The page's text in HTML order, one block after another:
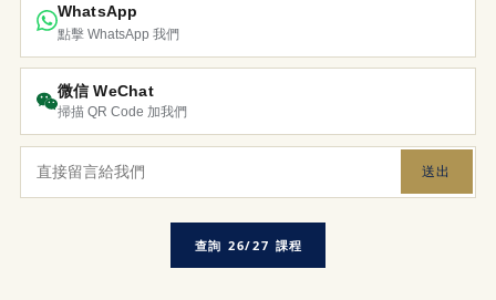
WhatsApp
點擊 WhatsApp 我們
微信 WeChat
掃描 QR Code 加我們
送出
查詢 26/27 課程